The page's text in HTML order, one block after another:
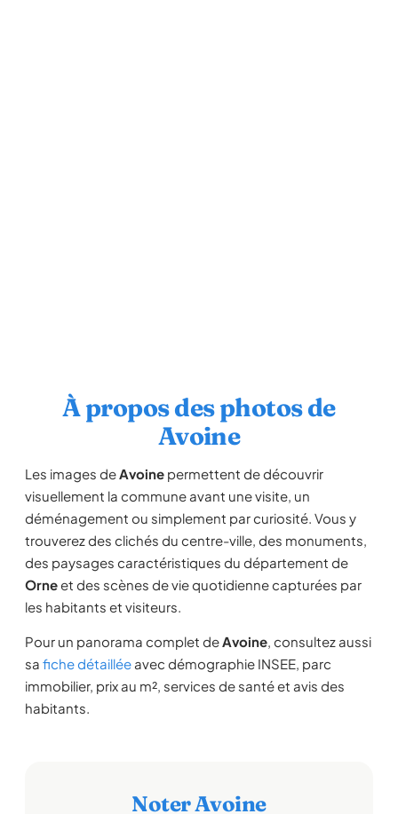
À propos des photos de
Avoine
Les images deAvoine permettent de découvrir
visuellement la commune avant une visite, un
déménagement ou simplement par curiosité. Vous y
trouverez des clichés du centre-ville, des monuments,
des paysages caractéristiques du département de
Orneet des scènes de vie quotidienne capturées par
les habitants et visiteurs.
Pour un panorama complet deAvoine, consultez aussi
sa fiche détaillée avec démographie INSEE, parc
immobilier, prix au m², services de santé et avis des
habitants.
Noter Avoine